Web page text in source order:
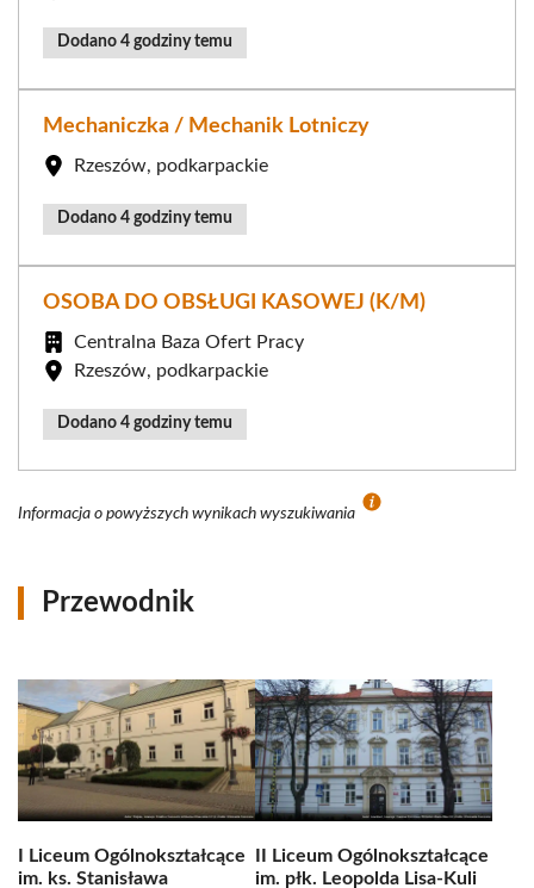
Dodano 4 godziny temu
Mechaniczka / Mechanik Lotniczy
Rzeszów, podkarpackie
Dodano 4 godziny temu
OSOBA DO OBSŁUGI KASOWEJ (K/M)
Centralna Baza Ofert Pracy
Rzeszów, podkarpackie
Dodano 4 godziny temu
Informacja o powyższych wynikach wyszukiwania
Przewodnik
I Liceum Ogólnokształcące
im. ks. Stanisława
II Liceum Ogólnokształcące
im. płk. Leopolda Lisa-Kuli